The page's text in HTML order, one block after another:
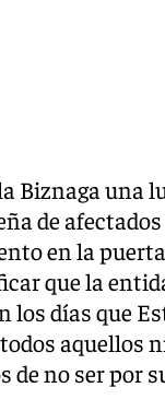
Biznaga
de
en la
que la
los días que
aquellos
de no ser por